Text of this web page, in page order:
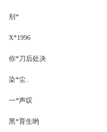
别*
X*1996
你*刀后处决
染*尘..
一*声叹
黑*育生哟